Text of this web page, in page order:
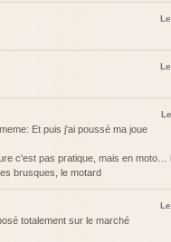
Et puis j'ai poussé ma joue
c'est pas pratique, mais en moto…
brusques, le motard
totalement sur le marché